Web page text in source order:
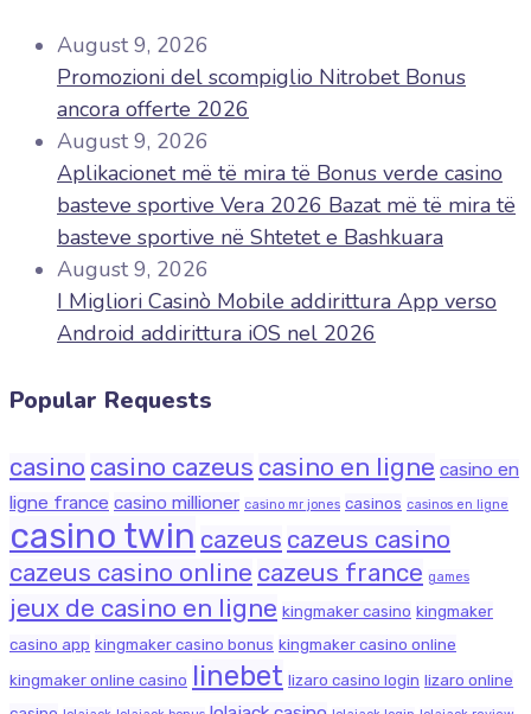
August 9, 2026
Promozioni del scompiglio Nitrobet Bonus
ancora offerte 2026
August 9, 2026
Aplikacionet më të mira të Bonus verde casino
basteve sportive Vera 2026 Bazat më të mira të
basteve sportive në Shtetet e Bashkuara
August 9, 2026
I Migliori Casinò Mobile addirittura App verso
Android addirittura iOS nel 2026
Popular Requests
casino casino cazeus casino en ligne casino en
ligne france casino millioner casino mr jones casinos casinos en ligne
casino twin cazeus cazeus casino
cazeus casino online cazeus france games
jeux de casino en ligne kingmaker casino kingmaker
casino app kingmaker casino bonus kingmaker casino online
kingmaker online casino linebet lizaro casino login lizaro online